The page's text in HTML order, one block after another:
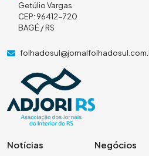
Getúlio Vargas
CEP: 96412-720
BAGÉ / RS
Notícias Negócios